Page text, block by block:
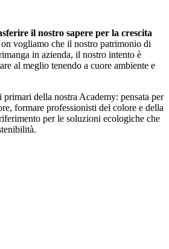
il nostro sapere per la crescita
vogliamo che il nostro patrimonio di
in azienda, il nostro intento è
al meglio tenendo a cuore ambiente e
della nostra Academy: pensata per
formare professionisti del colore e della
per le soluzioni ecologiche che